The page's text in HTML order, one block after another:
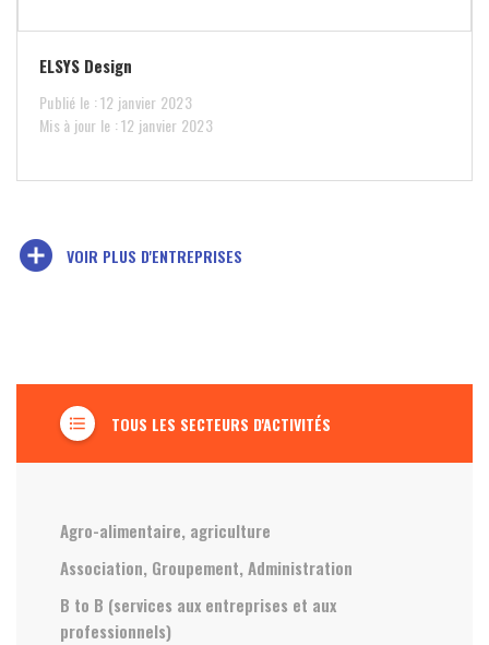
ELSYS Design
Publié le : 12 janvier 2023
Mis à jour le : 12 janvier 2023
add_circle VOIR PLUS D'ENTREPRISES
format_list_bulleted TOUS LES SECTEURS D'ACTIVITÉS
Agro-alimentaire, agriculture
Association, Groupement, Administration
B to B (services aux entreprises et aux
professionnels)